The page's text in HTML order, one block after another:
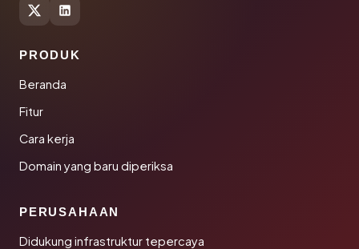
PRODUK
Beranda
Fitur
Cara kerja
Domain yang baru diperiksa
PERUSAHAAN
Didukung infrastruktur tepercaya